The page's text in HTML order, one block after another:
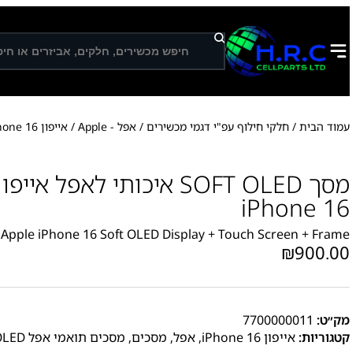
ח
י
פ
עמוד הבית / חלקי חילוף עפ"י דגמי מכשירים / אפל - Apple / אייפון iPhone 16
iPhone 16
Apple iPhone 16 Soft OLED Display + Touch Screen + Frame
₪900.00
מק״ט: 7700000011
קטגוריות: אייפון iPhone 16 , אפל, מסכים, מסכים תואמי אפל SOFT OLED